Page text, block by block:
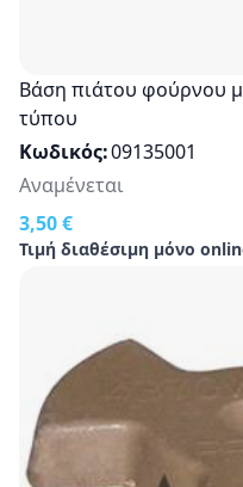
Βάση πιάτου φούρνου
τύπου
Κωδικός 09135001
3,50 €
Τιμή διαθέσιμη μόνο
Αναμένεται